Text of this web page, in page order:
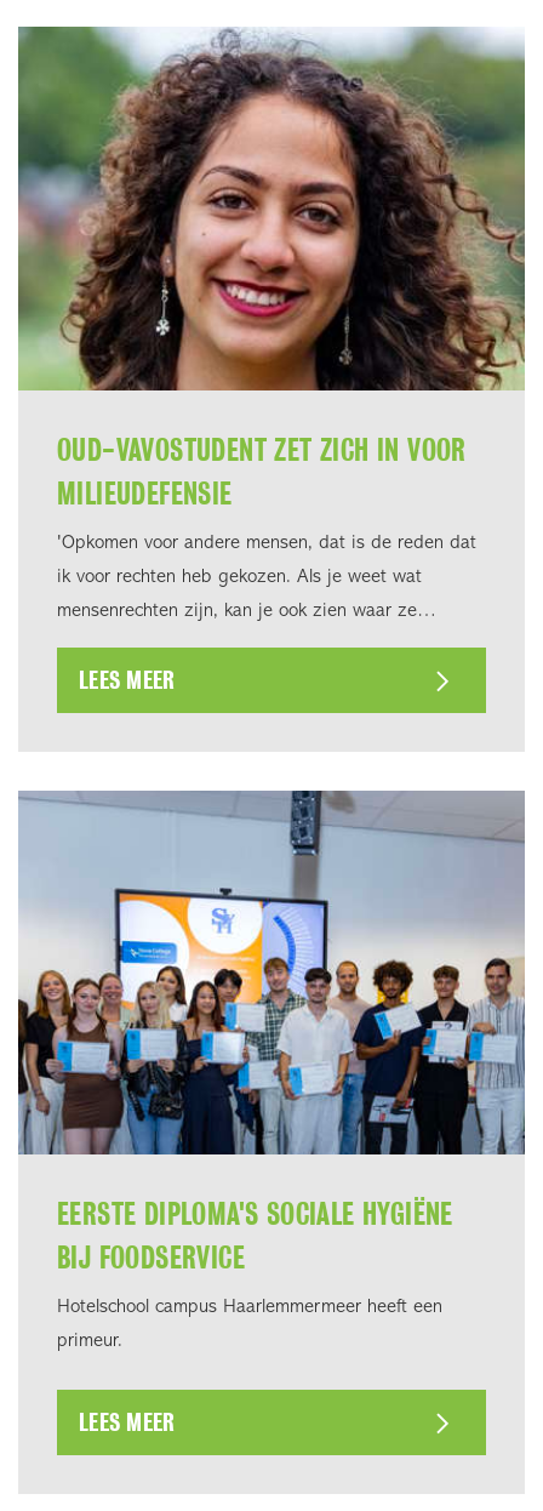
OUD-VAVOSTUDENT ZET ZICH IN VOOR
MILIEUDEFENSIE
'Opkomen voor andere mensen, dat is de reden dat
ik voor rechten heb gekozen. Als je weet wat
mensenrechten zijn, kan je ook zien waar ze
onrechtvaardig behandeld worden.'
LEES MEER
EERSTE DIPLOMA'S SOCIALE HYGIËNE
BIJ FOODSERVICE
Hotelschool campus Haarlemmermeer heeft een
primeur.
LEES MEER